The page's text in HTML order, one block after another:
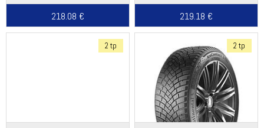
218.08 €
219.18 €
2 tp 2 tp